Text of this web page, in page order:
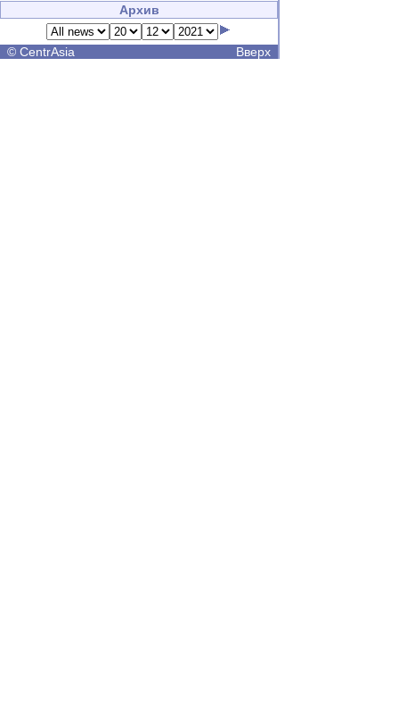
Архив
© CentrAsia Вверх